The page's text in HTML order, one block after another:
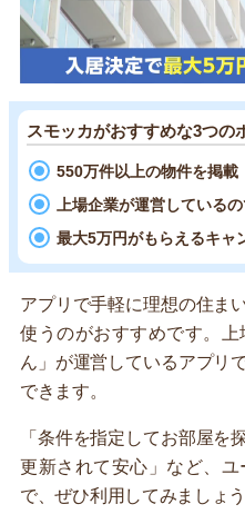
スモッカがおすすめな3つの
550万件以上の物件を掲載
上場企業が運営している
最大5万円がもらえるキャ
アプリで手軽に理想の住ま
使うのがおすすめです。
ん」が運営しているアプリ
できます。
「条件を指定してお部屋を
更新されて安心」など、
で、ぜひ利用してみましょう